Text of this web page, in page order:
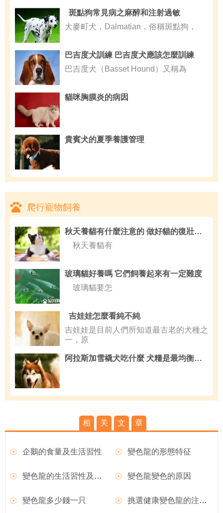
斑點狗常見病之麻醉和注射過敏
大麥町犬，Dalmatian，俗稱斑點狗，
巴吉度犬訓練 巴吉度犬應該怎麼訓練
巴吉度犬（Basset Hound）又稱為
貓咪胸膜炎的病因
貴賓犬的夏季養護管理
爬行寵物飼養
秋天養貓有什麼注意的 做好貓的復壯工作
秋天養貓有
玻璃貓好養嗎 它們飼養起來有一定難度
玻璃貓要怎
吉娃娃怎麼看純不純
吉娃娃是目前人們所知道最古老的犬種之
一，原
阿拉斯加雪橇犬吃什麼 犬糧是最均衡的營養食品
相 关 文 章
企鵝的食量及生活習性 變色龍的形態特征
變色龍的生活習性及變色現象 變色龍變色的原因
變色龍多少錢一只 挑選健康變色龍的注意事項